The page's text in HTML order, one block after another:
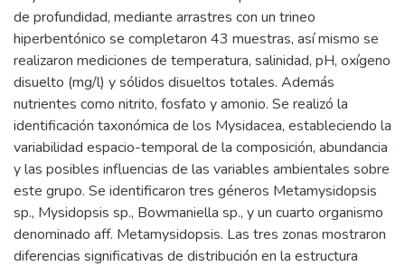
de profundidad, mediante arrastres con un trineo
hiperbentónico se completaron 43 muestras, así mismo se
realizaron mediciones de temperatura, salinidad, pH, oxígeno
disuelto (mg/l) y sólidos disueltos totales. Además
nutrientes como nitrito, fosfato y amonio. Se realizó la
identificación taxonómica de los Mysidacea, estableciendo la
variabilidad espacio-temporal de la composición, abundancia
y las posibles influencias de las variables ambientales sobre
este grupo. Se identificaron tres géneros Metamysidopsis
sp., Mysidopsis sp., Bowmaniella sp., y un cuarto organismo
denominado aff. Metamysidopsis. Las tres zonas mostraron
diferencias significativas de distribución en la estructura